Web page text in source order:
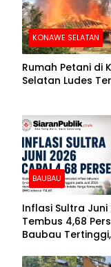
KONAWE SELATAN
Rumah Petani di
Selatan Ludes
BAUBAU
Inflasi Sultra Juni
Tembus 4,68
Baubau